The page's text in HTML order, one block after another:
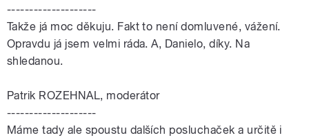
--------------------
Takže já moc děkuju. Fakt to není domluvené, vážení.
Opravdu já jsem velmi ráda. A, Danielo, díky. Na
shledanou.
Patrik ROZEHNAL, moderátor
--------------------
Máme tady ale spoustu dalších posluchaček a určitě i